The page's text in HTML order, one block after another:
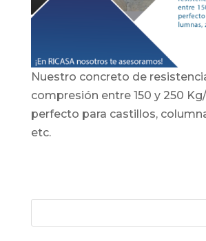
Nuestro concreto de
compresión entre 150 y 250
perfecto para castillos,
etc.